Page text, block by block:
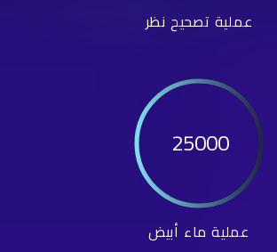
عملية تصحيح نظر
25000
عملية ماء أبيض